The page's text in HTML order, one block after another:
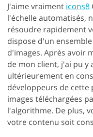
J'aime vraiment icons8
l'échelle automatisés,
résoudre rapidement
dispose d'un
d'images. Après avoir
de mon client, j'ai pu y
ultérieurement en
développeurs de
images téléchargées
l'algorithme. De plus,
votre contenu soit